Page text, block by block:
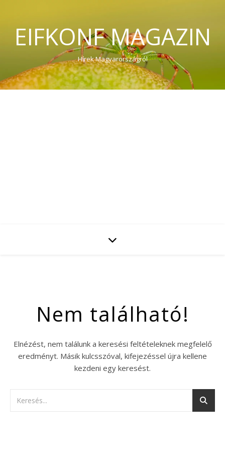
EIFKONF MAGAZIN
Hírek Magyarországról
Nem található!
Elnézést, nem találunk a keresési feltételeknek megfelelő
eredményt. Másik kulcsszóval, kifejezéssel újra kellene
kezdeni egy keresést.